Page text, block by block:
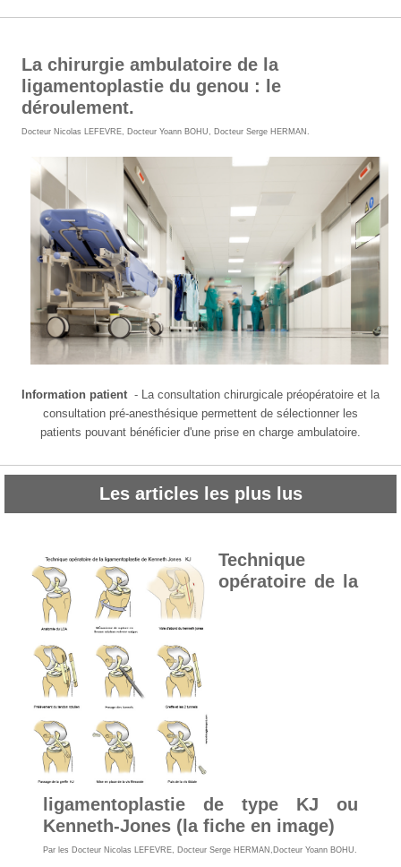
La chirurgie ambulatoire de la
ligamentoplastie du genou : le
déroulement.
Docteur Nicolas LEFEVRE, Docteur Yoann BOHU, Docteur Serge HERMAN .
Information patient - La consultation chirurgicale préopératoire et la
consultation pré-anesthésique permettent de sélectionner les
patients pouvant bénéficier d'une prise en charge ambulatoire.
Les articles les plus lus
Technique
opératoire de la
ligamentoplastie de type KJ ou
Kenneth-Jones (la fiche en image)
Par les Docteur Nicolas LEFEVRE, Docteur Serge HERMAN ,Docteur Yoann BOHU.